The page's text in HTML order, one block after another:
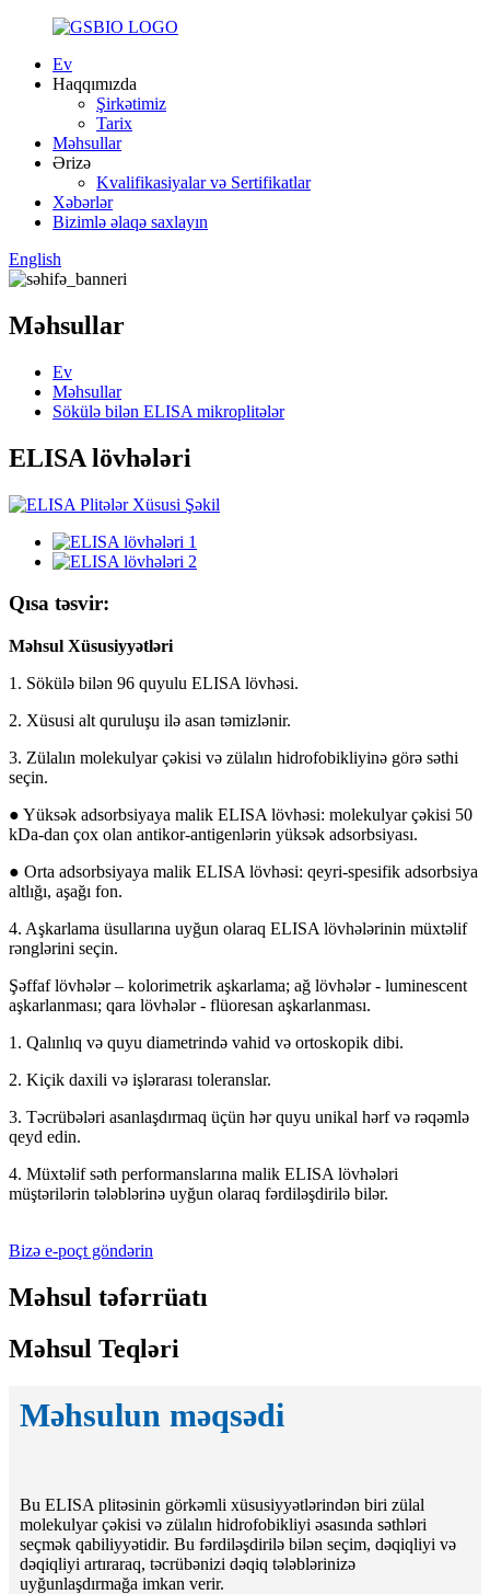
Ev
Haqqımızda
Şirkətimiz
Tarix
Məhsullar
Ərizə
Kvalifikasiyalar və Sertifikatlar
Xəbərlər
Bizimlə əlaqə saxlayın
English
Məhsullar
Ev
Məhsullar
Sökülə bilən ELISA mikroplitələr
ELISA lövhələri
Qısa təsvir:
Məhsul Xüsusiyyətləri
1. Sökülə bilən 96 quyulu ELISA lövhəsi.
2. Xüsusi alt quruluşu ilə asan təmizlənir.
3. Zülalın molekulyar çəkisi və zülalın hidrofobikliyinə görə səthi
seçin.
● Yüksək adsorbsiyaya malik ELISA lövhəsi: molekulyar çəkisi 50
kDa-dan çox olan antikor-antigenlərin yüksək adsorbsiyası.
● Orta adsorbsiyaya malik ELISA lövhəsi: qeyri-spesifik adsorbsiya
altlığı, aşağı fon.
4. Aşkarlama üsullarına uyğun olaraq ELISA lövhələrinin müxtəlif
rənglərini seçin.
Şəffaf lövhələr – kolorimetrik aşkarlama; ağ lövhələr - luminescent
aşkarlanması; qara lövhələr - flüoresan aşkarlanması.
1. Qalınlıq və quyu diametrində vahid və ortoskopik dibi.
2. Kiçik daxili və işlərarası toleranslar.
3. Təcrübələri asanlaşdırmaq üçün hər quyu unikal hərf və rəqəmlə
qeyd edin.
4. Müxtəlif səth performanslarına malik ELISA lövhələri
müştərilərin tələblərinə uyğun olaraq fərdiləşdirilə bilər.
Bizə e-poçt göndərin
Məhsul təfərrüatı
Məhsul Teqləri
Məhsulun məqsədi
Bu ELISA plitəsinin görkəmli xüsusiyyətlərindən biri zülal
molekulyar çəkisi və zülalın hidrofobikliyi əsasında səthləri
seçmək qabiliyyətidir. Bu fərdiləşdirilə bilən seçim, dəqiqliyi və
dəqiqliyi artıraraq, təcrübənizi dəqiq tələblərinizə
uyğunlaşdırmağa imkan verir.